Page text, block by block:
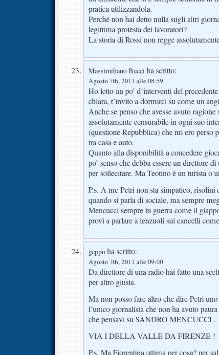
pratica utilizzandola.
Perché non hai detto nulla sugli altri
legittima protesta dei lavoratori?
La storia di Rossi non regge
Massimiliano Bucci ha scritto:
Agosto 7th, 2011 alle 08:59
Ho letto un po’ d’interventi del
chiara, t’invito a dormirci su come un
Anche se penso che avesse avuto
assolutamente censurabile in ogni suo
(questione Repubblica) che mi ero perso
tra casa e auto.
Quanto alla disponibilità a concedere
po’ senso che debba essere un direttore
per sollecitare. Ma Teotino è un turista o
P.s. A me Petri non sta simpatico, risolini
quando si parla di sociale, ma sempre
Mencucci sempre in guerra come il
provi a parlare a lenzuoli sui cancelli
geppo ha scritto:
Agosto 7th, 2011 alle 09:00
Da direttore di una radio hai fatto una
per altro giusta.
Ma non posso fare altro che dire Petri
l’unico giornalista che non ha avuto
che pensavi su SANDRO MENCUCCI .
VIA I DELLA VALLE DA FIRENZE !
P.s. Ma Fiorentina ottima per cosa? per